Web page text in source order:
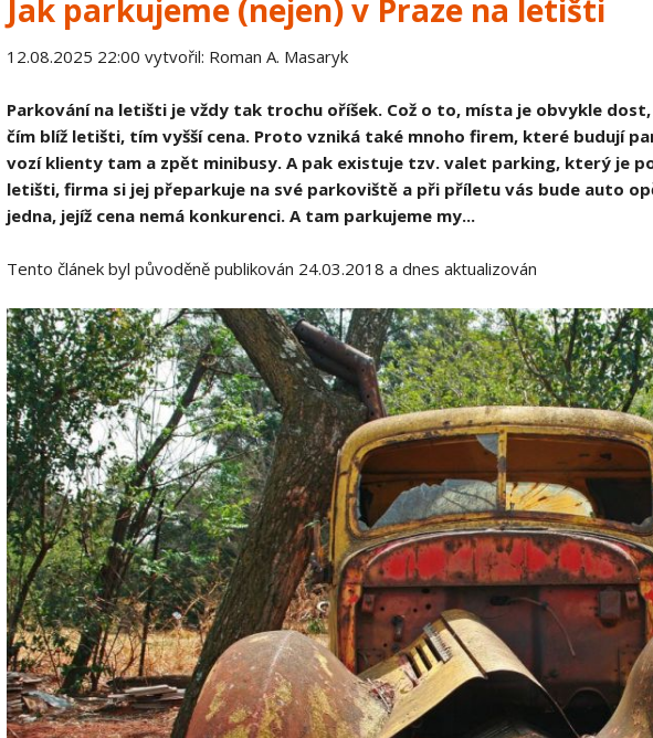
Severní Evropa
Dánsko
Island
Švédsko
Ostatní články
Jak parkujeme (nejen) v Praze na letišti
12.08.2025 22:00 vytvořil: Roman A. Masaryk
Parkování na letišti je vždy tak trochu oříšek. Což o to, místa je obvykle
čím blíž letišti, tím vyšší cena. Proto vzniká také mnoho firem, které budují
vozí klienty tam a zpět minibusy. A pak existuje tzv. valet parking, který je
letišti, firma si jej přeparkuje na své parkoviště a při příletu vás bude auto
jedna, jejíž cena nemá konkurenci. A tam parkujeme my...
Tento článek byl původěně publikován 24.03.2018 a dnes aktualizován